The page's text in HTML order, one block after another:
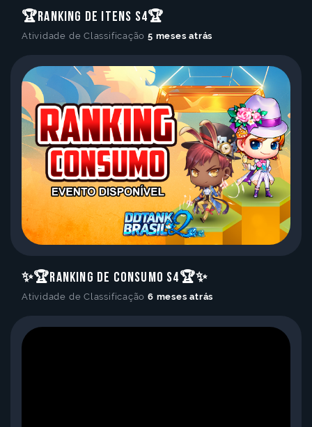
🏆Ranking de Itens S4🏆
Atividade de Classificação 5 meses atrás
✨🏆Ranking de Consumo S4🏆✨
Atividade de Classificação 6 meses atrás